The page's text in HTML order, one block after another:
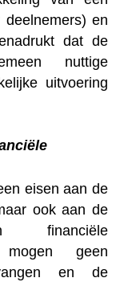
en
dat de
nuttige
uitvoering
eisen aan de
ook aan de
financiële
mogen geen
en de